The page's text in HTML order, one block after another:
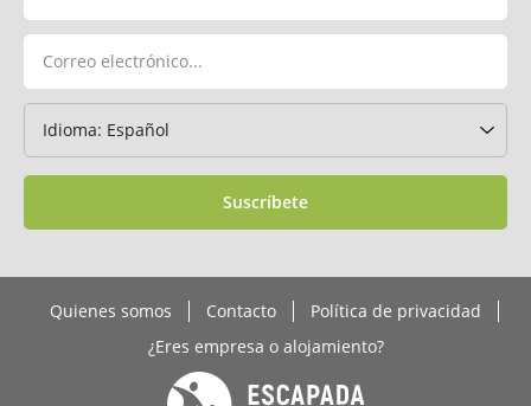
Suscríbete
Quienes somos Contacto
Política de privacidad
¿Eres empresa o alojamiento?